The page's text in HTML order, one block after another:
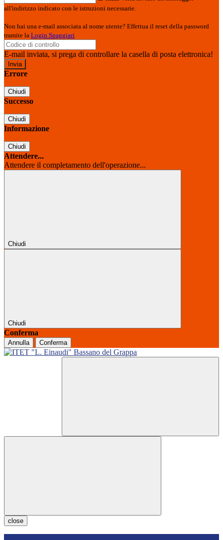
all'indirizzo indicato con le istruzioni necessarie.
Non hai una e-mail associata al nome utente? Effettua il reset della password
tramite la Login Spaggiari
E-mail inviata, si prega di controllare la casella di posta elettronica!
Errore
Chiudi
Successo
Chiudi
Informazione
Chiudi
Attendere...
Attendere il completamento dell'operazione...
Chiudi
Chiudi
Conferma
Annulla Conferma
close